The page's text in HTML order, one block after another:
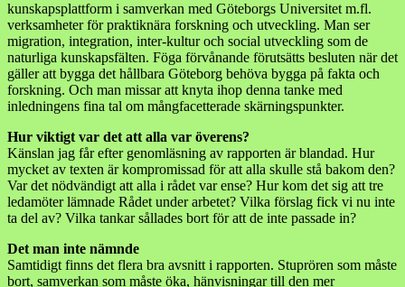
kunskapsplattform i samverkan med Göteborgs Universitet m.fl.
verksamheter för praktiknära forskning och utveckling. Man ser
migration, integration, inter-kultur och social utveckling som de
naturliga kunskapsfälten. Föga förvånande förutsätts besluten när det
gäller att bygga det hållbara Göteborg behöva bygga på fakta och
forskning. Och man missar att knyta ihop denna tanke med
inledningens fina tal om mångfacetterade skärningspunkter.
Hur viktigt var det att alla var överens?
Känslan jag får efter genomläsning av rapporten är blandad. Hur
mycket av texten är kompromissad för att alla skulle stå bakom den?
Var det nödvändigt att alla i rådet var ense? Hur kom det sig att tre
ledamöter lämnade Rådet under arbetet? Vilka förslag fick vi nu inte
ta del av? Vilka tankar sållades bort för att de inte passade in?
Det man inte nämnde
Samtidigt finns det flera bra avsnitt i rapporten. Stuprören som måste
bort, samverkan som måste öka, hänvisningar till den mer